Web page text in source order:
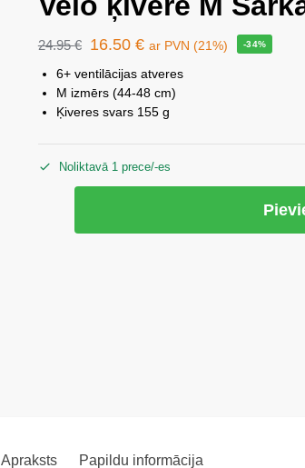
24.95€ 16.50 € ar PVN (21%) -34%
6+ ventilācijas atveres
M izmērs (44-48 cm)
Ķiveres svars 155 g
Noliktavā 1 prece/-es
Apraksts Papildu informācija